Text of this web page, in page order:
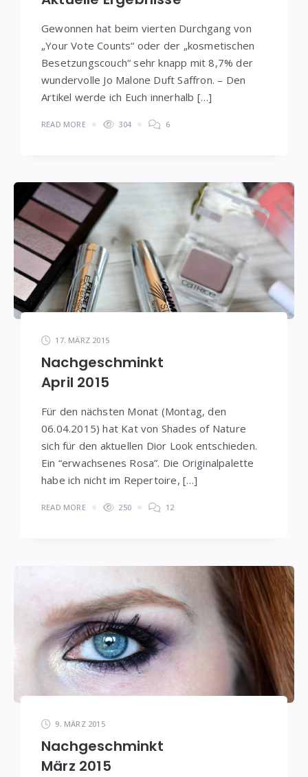
Gewonnen hat beim vierten Durchgang von
„Your Vote Counts“ oder der „kosmetischen
Besetzungscouch“ sehr knapp mit 8,7% der
wundervolle Jo Malone Duft Saffron. – Den
Artikel werde ich Euch innerhalb […]
READ MORE 304 6
17. MÄRZ 2015
Nachgeschminkt
April 2015
Für den nächsten Monat (Montag, den
06.04.2015) hat Kat von Shades of Nature
sich für den aktuellen Dior Look entschieden.
Ein “erwachsenes Rosa”. Die Originalpalette
habe ich nicht im Repertoire, […]
READ MORE 250 12
9. MÄRZ 2015
Nachgeschminkt
März 2015